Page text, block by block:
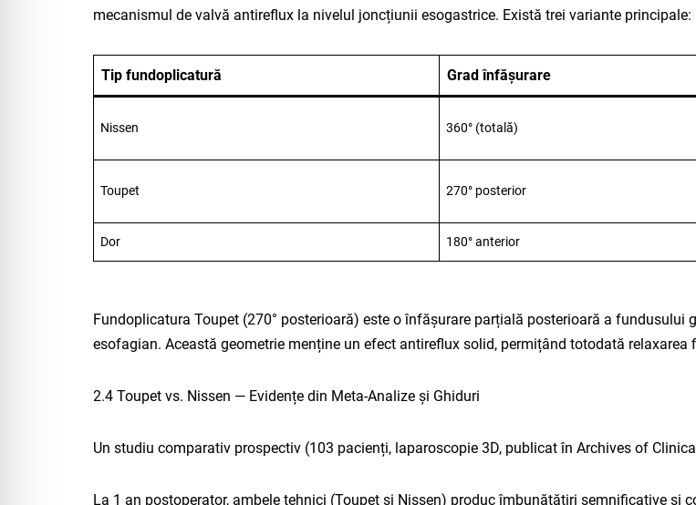
mecanismul de valvă antireflux la nivelul joncțiunii esogastrice. Există trei variante principale:
Tip fundoplicatură Grad înfășurare
Nissen 360° (totală)
Toupet 270° posterior
Dor 180° anterior
Fundoplicatura Toupet (270° posterioară) este o înfășurare parțială posterioară a
esofagian. Această geometrie menține un efect antireflux solid, permițând totodată
2.4 Toupet vs. Nissen — Evidențe din Meta-Analize și Ghiduri
Un studiu comparativ prospectiv (103 pacienți, laparoscopie 3D, publicat în Archives of
La 1 an postoperator, ambele tehnici (Toupet și Nissen) produc îmbunătățiri semnificative și